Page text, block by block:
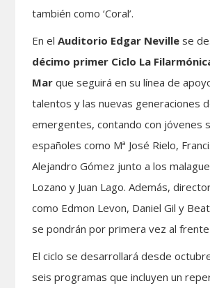
también como ‘Coral’.
En el Auditorio Edgar Neville se
décimo primer Ciclo La
Mar que seguirá en su línea de
talentos y las nuevas generaciones
emergentes, contando con jóvenes
españoles como Mª José Rielo,
Alejandro Gómez junto a los
Lozano y Juan Lago. Además,
como Edmon Levon, Daniel Gil y
se pondrán por primera vez al frente
El ciclo se desarrollará desde
seis programas que incluyen un